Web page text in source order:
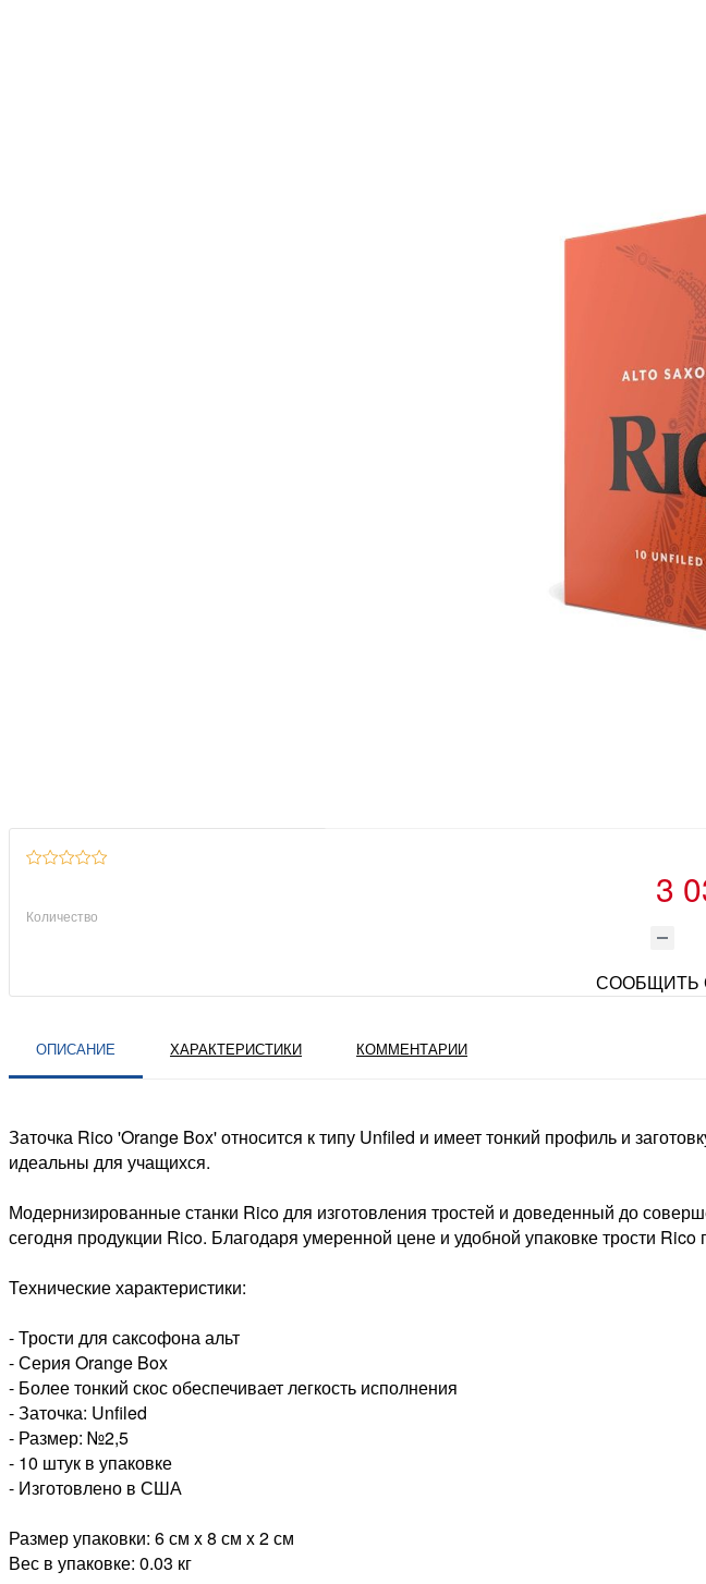
3
Количество
СООБЩИТЬ
ОПИСАНИЕ ХАРАКТЕРИСТИКИ КОММЕНТАРИИ
Заточка Rico 'Orange Box' относится к типу Unfiled и имеет тонкий профиль и
идеальны для учащихся.
Модернизированные станки Rico для изготовления тростей и доведенный до
сегодня продукции Rico. Благодаря умеренной цене и удобной упаковке трости
Технические характеристики:
- Трости для саксофона альт
- Серия Orange Box
- Более тонкий скос обеспечивает легкость исполнения
- Заточка: Unfiled
- Размер: №2,5
- 10 штук в упаковке
- Изготовлено в США
Размер упаковки: 6 см x 8 см x 2 см
Вес в упаковке: 0.03 кг